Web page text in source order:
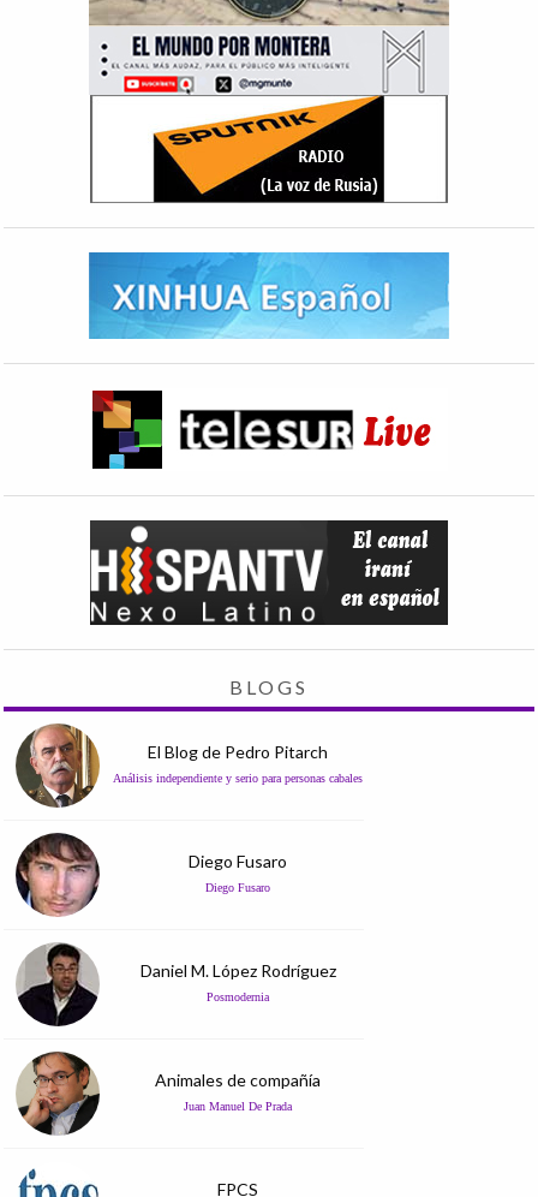
BLOGS
El Blog de Pedro Pitarch
Análisis independiente y serio para personas cabales
Diego Fusaro
Diego Fusaro
Daniel M. López Rodríguez
Posmodernia
Animales de compañía
Juan Manuel De Prada
FPCS